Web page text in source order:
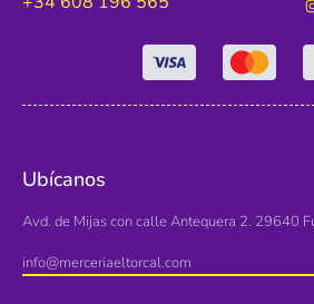
Ubícanos
Avd. de Mijas con calle Antequera 2. 29640
info@merceriaeltorcal.com